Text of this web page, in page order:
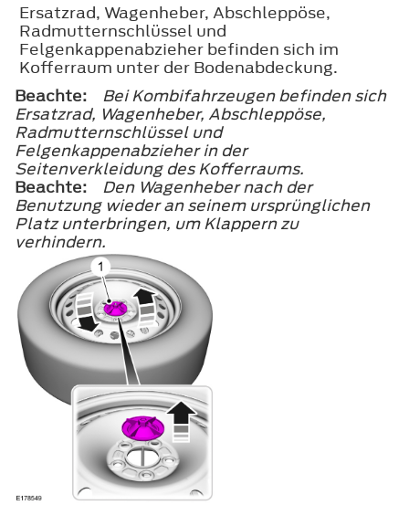
Ersatzrad, Wagenheber, Abschleppöse,
Radmutternschlüssel und
Felgenkappenabzieher befinden sich im
Kofferraum unter der Bodenabdeckung.
Beachte:
Bei Kombifahrzeugen befinden sich
Ersatzrad, Wagenheber, Abschleppöse,
Radmutternschlüssel und
Felgenkappenabzieher in der
Seitenverkleidung des Kofferraums.
Beachte:
Den Wagenheber nach der
Benutzung wieder an seinem ursprünglichen
Platz unterbringen, um Klappern zu
verhindern.